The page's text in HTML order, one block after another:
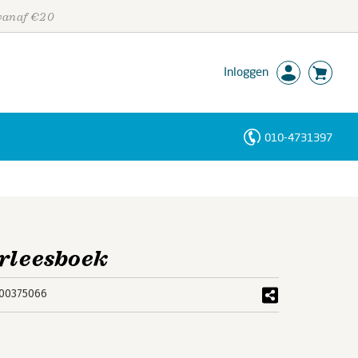
€20
Inloggen
010-4731397
Personen